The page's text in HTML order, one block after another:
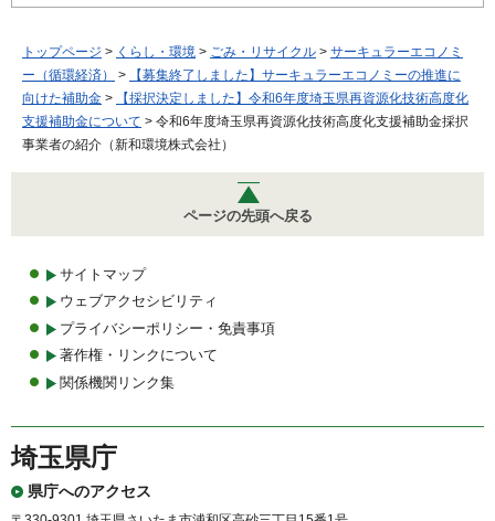
トップページ > くらし・環境 > ごみ・リサイクル > サーキュラーエコノミ
ー（循環経済）
>
【募集終了しました】サーキュラーエコノミーの推進に
向けた補助金 >
【採択決定しました】令和6年度埼玉県再資源化技術高度化
支援補助金について > 令和6年度埼玉県再資源化技術高度化支援補助金採択
事業者の紹介（新和環境株式会社）
ページの先頭へ戻る
サイトマップ
ウェブアクセシビリティ
プライバシーポリシー・免責事項
著作権・リンクについて
関係機関リンク集
埼玉県庁
県庁へのアクセス